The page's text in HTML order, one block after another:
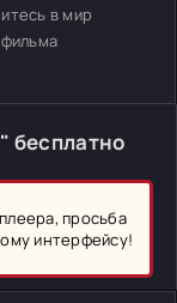
в мир
бесплатно
просьба
интерфейсу!